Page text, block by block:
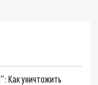
Как уничтожить